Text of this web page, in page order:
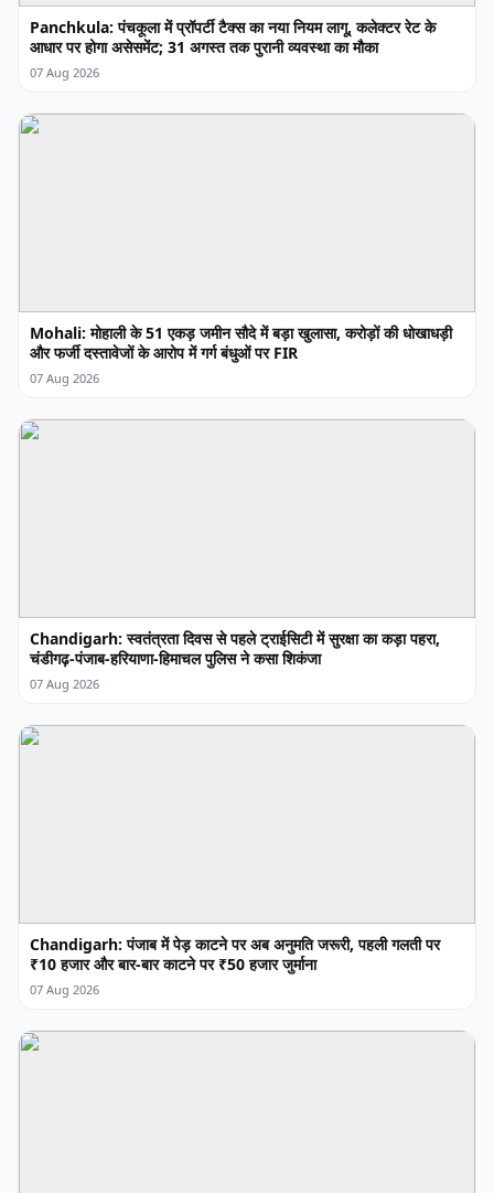
Panchkula: पंचकूला में प्रॉपर्टी टैक्स का नया नियम लागू, कलेक्टर रेट के
आधार पर होगा असेसमेंट; 31 अगस्त तक पुरानी व्यवस्था का मौका
07 Aug 2026
Mohali: मोहाली के 51 एकड़ जमीन सौदे में बड़ा खुलासा, करोड़ों की धोखाधड़ी
और फर्जी दस्तावेजों के आरोप में गर्ग बंधुओं पर FIR
07 Aug 2026
Chandigarh: स्वतंत्रता दिवस से पहले ट्राईसिटी में सुरक्षा का कड़ा पहरा,
चंडीगढ़-पंजाब-हरियाणा-हिमाचल पुलिस ने कसा शिकंजा
07 Aug 2026
Chandigarh: पंजाब में पेड़ काटने पर अब अनुमति जरूरी, पहली गलती पर
₹10 हजार और बार-बार काटने पर ₹50 हजार जुर्माना
07 Aug 2026